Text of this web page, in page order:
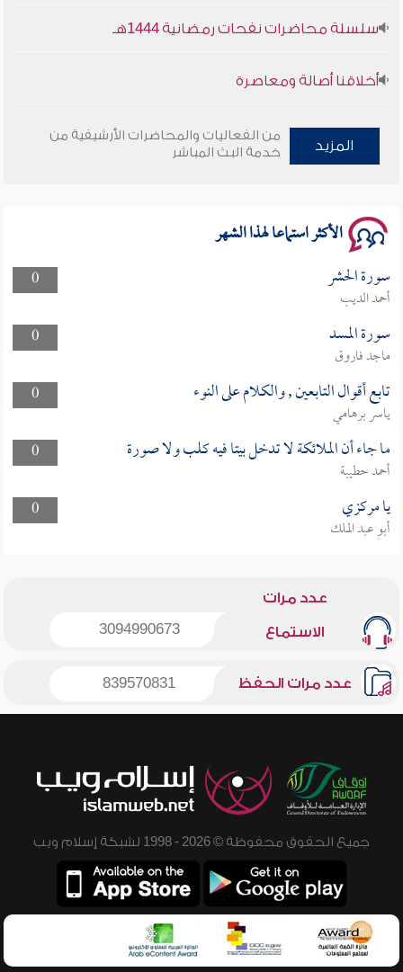
سلسلة محاضرات نفحات رمضانية 1444هـ
المزيد
من الفعاليات والمحاضرات الأرشيفية من
خدمة البث المباشر
الأكثر استماعا لهذا الشهر
0 سورة الحشر
أحمد الديب
0
سورة المسد
ماجد فاروق
0
تابع أقوال التابعين , والكلام على النوء
ياسر برهامي
0
ما جاء أن الملائكة لا تدخل بيتا فيه كلب ولا صورة
أحمد حطيبة
0
يا مركزي
أبو عبد الملك
عدد مرات
الاستماع 3094990673
عدد مرات الحفظ 839570831
جميع الحقوق محفوظة © 2026 - 1998 لشبكة إسلام ويب